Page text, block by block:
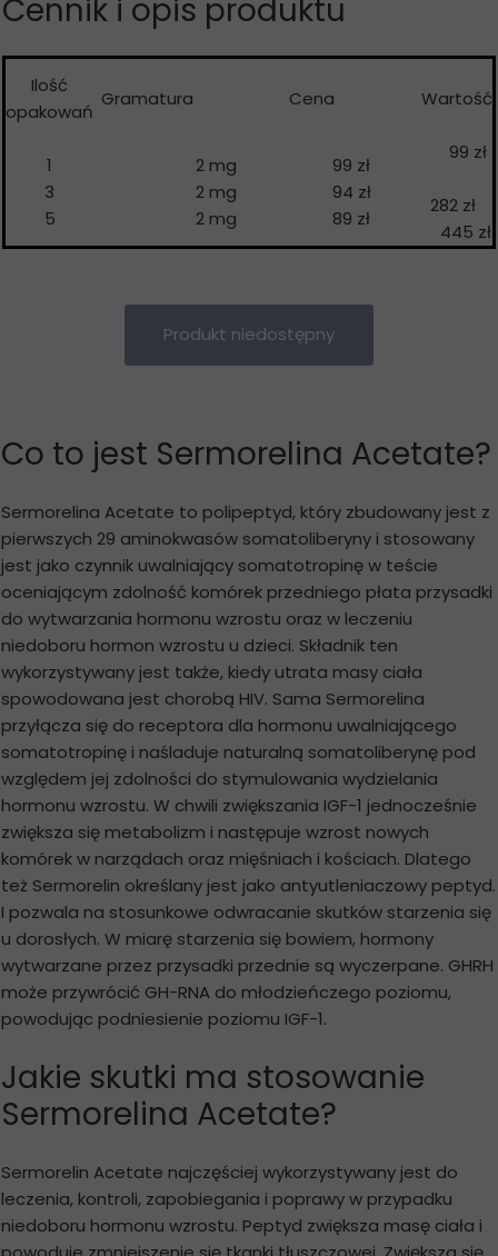
Cennik i opis produktu
Ilość
opakowań
Gramatura Cena Wartość
1
3
5
2 mg
2 mg
2 mg
99 zł
94 zł
89 zł
99 zł
282 zł
445 zł
Produkt niedostępny
Co to jest Sermorelina Acetate?
Sermorelina Acetate to polipeptyd, który zbudowany jest z
pierwszych 29 aminokwasów somatoliberyny i stosowany
jest jako czynnik uwalniający somatotropinę w teście
oceniającym zdolność komórek przedniego płata przysadki
do wytwarzania hormonu wzrostu oraz w leczeniu
niedoboru hormon wzrostu u dzieci. Składnik ten
wykorzystywany jest także, kiedy utrata masy ciała
spowodowana jest chorobą HIV. Sama Sermorelina
przyłącza się do receptora dla hormonu uwalniającego
somatotropinę i naśladuje naturalną somatoliberynę pod
względem jej zdolności do stymulowania wydzielania
hormonu wzrostu. W chwili zwiększania IGF-1 jednocześnie
zwiększa się metabolizm i następuje wzrost nowych
komórek w narządach oraz mięśniach i kościach. Dlatego
też Sermorelin określany jest jako antyutleniaczowy peptyd.
I pozwala na stosunkowe odwracanie skutków starzenia się
u dorosłych. W miarę starzenia się bowiem, hormony
wytwarzane przez przysadki przednie są wyczerpane. GHRH
może przywrócić GH-RNA do młodzieńczego poziomu,
powodując podniesienie poziomu IGF-1.
Jakie skutki ma stosowanie
Sermorelina Acetate?
Sermorelin Acetate najczęściej wykorzystywany jest do
leczenia, kontroli, zapobiegania i poprawy w przypadku
niedoboru hormonu wzrostu. Peptyd zwiększa masę ciała i